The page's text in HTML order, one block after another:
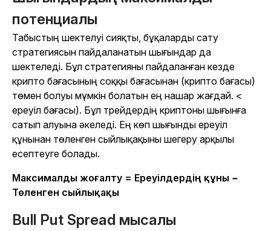
потенциалы
Табыстың шектелуі сияқты, бұқаларды сату
стратегиясын пайдаланатын шығындар да
шектеледі. Бұл стратегияны пайдаланған кезде
крипто бағасының соққы бағасынан (крипто бағасы)
төмен болуы мүмкін болатын ең нашар жағдай. <
ереуіл бағасы). Бұл трейдердің криптоны шығынға
сатып алуына әкеледі. Ең көп шығынды ереуіл
құнынан төленген сыйлықақыны шегеру арқылы
есептеуге болады.
Максималды жоғалту = Ереуілдердің құны −
Төленген сыйлықақы
Bull Put Spread мысалы